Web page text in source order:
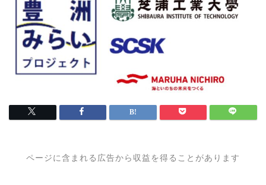
ページに含まれる広告から収益を得ることがあります